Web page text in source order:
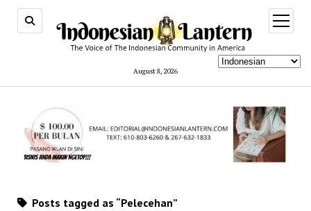
August 8, 2026
open
menu
Posts tagged as “Pelecehan”